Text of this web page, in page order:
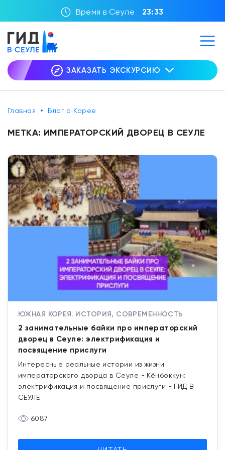
Время в Сеуле 23:33
ЗАКАЗАТЬ ЭКСКУРСИЮ
Главная Блог о Корее
МЕТКА: ИМПЕРАТОРСКИЙ ДВОРЕЦ В СЕУЛЕ
ЮЖНАЯ КОРЕЯ. ИСТОРИЯ, СОВРЕМЕННОСТЬ
2 занимательные байки про императорский
дворец в Сеуле: электрификация и
посвящение прислуги
Интересные реальные истории из жизни
императорского дворца в Сеуле - Кёнбоккун:
электрификация и посвящение прислуги - ГИД В
СЕУЛЕ
6087